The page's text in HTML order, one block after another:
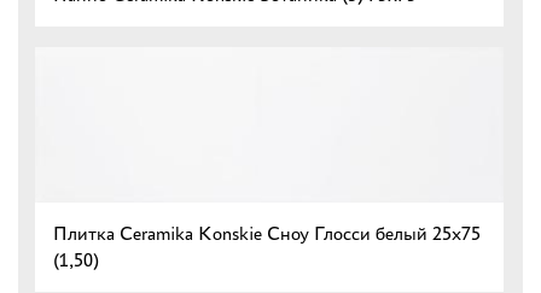
Плитка Ceramika Konskie Сноу Глосси белый 25x75
(1,50)